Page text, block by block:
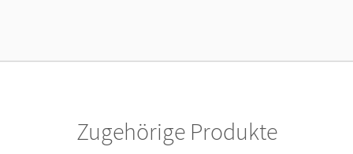
Privatpersonen, die nur mit dem E-Book arbeiten.
Herausgeber/-inZugehörige Produkte